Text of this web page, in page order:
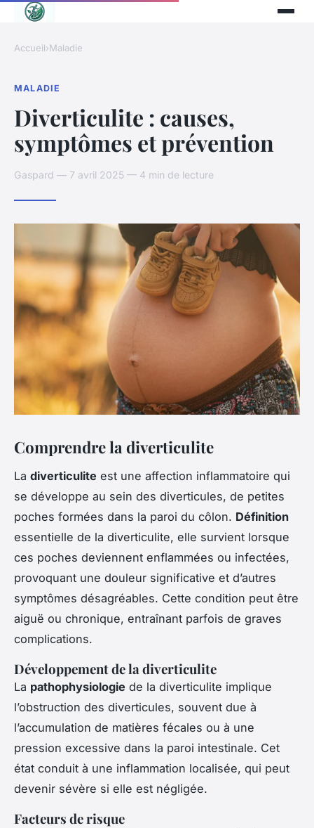
Accueil›Maladie
MALADIE
Diverticulite : causes,
symptômes et prévention
Gaspard — 7 avril 2025 — 4 min de lecture
Comprendre la diverticulite
La diverticulite est une affection inflammatoire qui
se développe au sein des diverticules, de petites
poches formées dans la paroi du côlon. Définition
essentielle de la diverticulite, elle survient lorsque
ces poches deviennent enflammées ou infectées,
provoquant une douleur significative et d’autres
symptômes désagréables. Cette condition peut être
aiguë ou chronique, entraînant parfois de graves
complications.
Développement de la diverticulite
La pathophysiologie de la diverticulite implique
l’obstruction des diverticules, souvent due à
l’accumulation de matières fécales ou à une
pression excessive dans la paroi intestinale. Cet
état conduit à une inflammation localisée, qui peut
devenir sévère si elle est négligée.
Facteurs de risque